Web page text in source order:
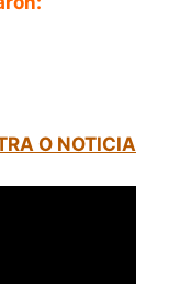
O NOTICIA